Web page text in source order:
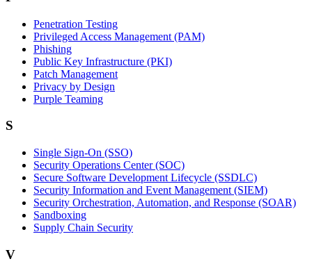
Penetration Testing
Privileged Access Management (PAM)
Phishing
Public Key Infrastructure (PKI)
Patch Management
Privacy by Design
Purple Teaming
S
Single Sign-On (SSO)
Security Operations Center (SOC)
Secure Software Development Lifecycle (SSDLC)
Security Information and Event Management (SIEM)
Security Orchestration, Automation, and Response (SOAR)
Sandboxing
Supply Chain Security
V